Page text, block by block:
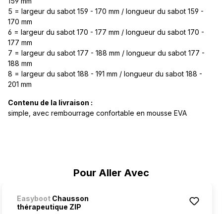
Pour Aller Avec
Easyboot Chausson
thérapeutique ZIP
5 = largeur du sabot 159 - 170 mm / longueur du sabot 159 -
170 mm
6 = largeur du sabot 170 - 177 mm / longueur du sabot 170 -
177 mm
7 = largeur du sabot 177 - 188 mm / longueur du sabot 177 -
188 mm
8 = largeur du sabot 188 - 191 mm / longueur du sabot 188 -
201 mm
Contenu de la livraison :
simple, avec rembourrage confortable en mousse EVA